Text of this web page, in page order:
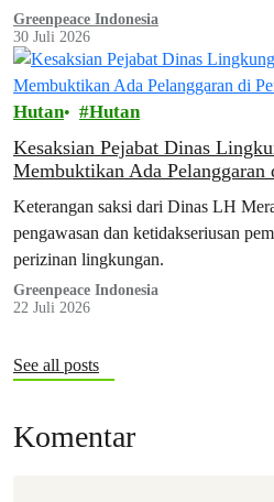
dunia ini belum benar-benar aman
tersebut terungkap dalam laporan
Tak Terlindungi, yang
peluncuran laporan ini, aktivis
damai…
Greenpeace Indonesia
30 Juli 2026
Hutan Hutan
Kesaksian Pejabat Dinas
Membuktikan Ada Pelanggaran
Keterangan saksi dari Dinas LH
pengawasan dan ketidakseriusan
perizinan lingkungan.
Greenpeace Indonesia
22 Juli 2026
See all posts
Komentar